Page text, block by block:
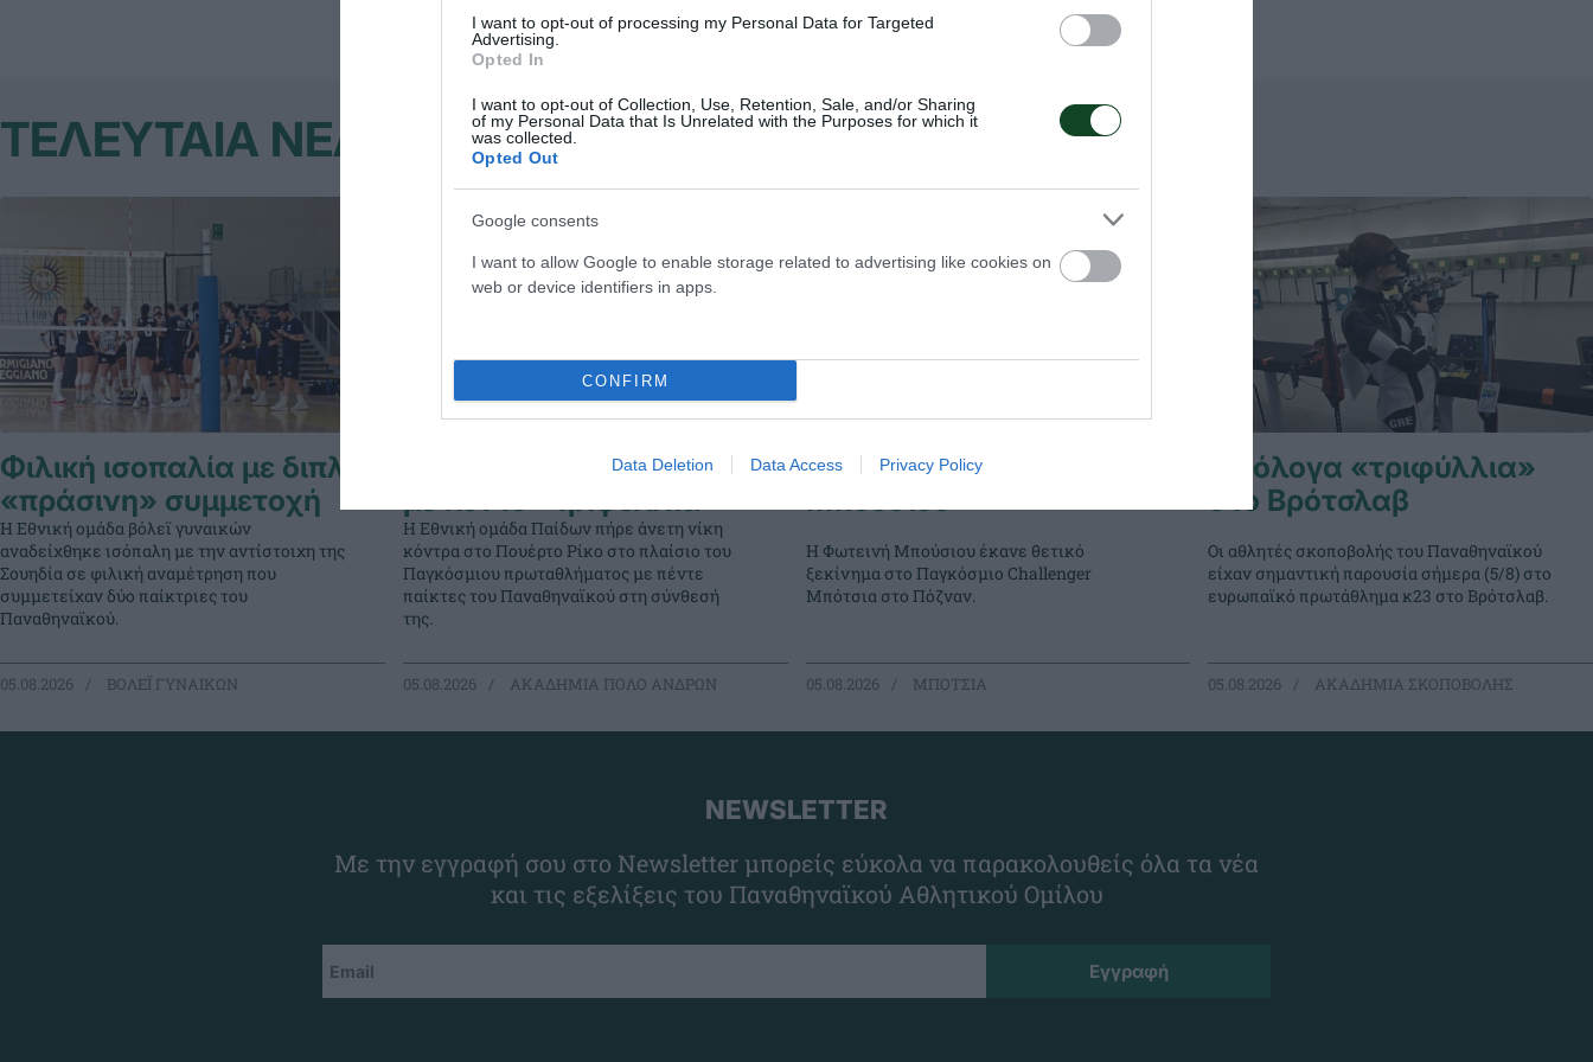
I want to opt-out of processing my Personal Data for Targeted
Advertising.
Opted In
I want to opt-out of Collection, Use, Retention, Sale, and/or Sharing
of my Personal Data that Is Unrelated with the Purposes for which it
was collected.
Opted Out
Google consents
I want to allow Google to enable storage related to advertising like cookies on
web or device identifiers in apps.
CONFIRM
Data Deletion Data Access Privacy Policy
ΤΕΛΕΥΤΑΙΑ ΝΕΑ
Φιλική ισοπαλία με διπλή
«πράσινη» συμμετοχή
Η Εθνική ομάδα βόλεϊ γυναικών
αναδείχθηκε ισόπαλη με την αντίστοιχη της
Σουηδία σε φιλική αναμέτρηση που
συμμετείχαν δύο παίκτριες του
Παναθηναϊκού.
05.08.2026 ΒΟΛΕΪ ΓΥΝΑΙΚΩΝ
Κυρίαρχη η Εθνική Παίδων
με πέντε «τριφύλλια»
Η Εθνική ομάδα Παίδων πήρε άνετη νίκη
κόντρα στο Πουέρτο Ρίκο στο πλαίσιο του
Παγκόσμιου πρωταθλήματος με πέντε
παίκτες του Παναθηναϊκού στη σύνθεσή
της.
05.08.2026 ΑΚΑΔΗΜΙΑ ΠΟΛΟ ΑΝΔΡΩΝ
Ξεκίνημα με νίκη για την
Μπούσιου
Η Φωτεινή Μπούσιου έκανε θετικό
ξεκίνημα στο Παγκόσμιο Challenger
Μπότσια στο Πόζναν.
05.08.2026 ΜΠΟΤΣΙΑ
Αξιόλογα «τριφύλλια»
στο Βρότσλαβ
Οι αθλητές σκοποβολής του Παναθηναϊκού
είχαν σημαντική παρουσία σήμερα (5/8) στο
ευρωπαϊκό πρωτάθλημα κ23 στο Βρότσλαβ.
05.08.2026 ΑΚΑΔΗΜΙΑ ΣΚΟΠΟΒΟΛΗΣ
NEWSLETTER
Με την εγγραφή σου στο Newsletter μπορείς εύκολα να παρακολουθείς όλα τα νέα
και τις εξελίξεις του Παναθηναϊκού Αθλητικού Ομίλου